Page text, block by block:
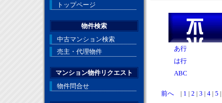
あ行
は行
ABC
前へ| 1 | 2 | 3 | 4| 5
トップページ
物件検索
中古マンション検索
売主・代理物件
マンション物件リクエスト
物件問合せ